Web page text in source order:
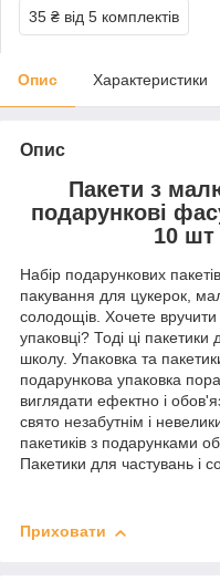
35 ₴ від 5 комплектів
Опис Характеристики
Опис
Пакети з
подарункові
10 шт
Набір подарункових
пакування для цукерок,
солодощів. Хочете вручити
упаковці? Тоді ці
школу. Упаковка та
подарункова упаковка
виглядати ефектно і
свято незабутнім і
пакетиків з подарунками
Пакетики для частувань і
Приховати